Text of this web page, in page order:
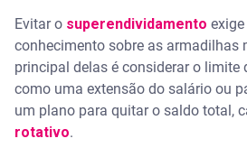
Evitar o superendividamento
conhecimento sobre as armadilhas
principal delas é considerar o limite
como uma extensão do salário ou
um plano para quitar o saldo total,
rotativo.